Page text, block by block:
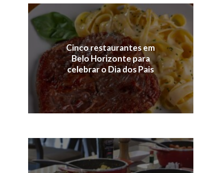
Cinco restaurantes em
Belo Horizonte para
celebrar o Dia dos Pais